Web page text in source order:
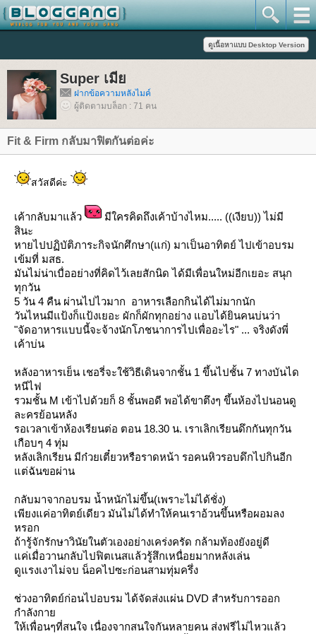
Super เมี
ฝากข้อความหลังไมค์
ผู้ติดตามบล็อก : 71 คน
Fit & Firm กลับมาฟิตกันต่อค่ะ
สวัสดีค่ะ
เค้ากลับมาแล้ว
มีใครคิดถึงเค้าบ้างไหม..... ((เงียบ)) ไม่มี
สินะ
หายไปปฏิบัติภาระกิจนักศึกษา(แก่) มาเป็นอาทิตย์ ไปเข้าอบรม
เข้มที่ มสธ.
มันไม่น่าเบื่ออย่างที่คิดไว้เลยสักนิด ได้มีเพื่อนใหม่อีกเยอะ สนุก
ทุกวัน
5 วัน 4 คืน ผ่านไปไวมาก อาหารเลือกกินได้ไม่มากนัก
วันไหนมีแป้งก็แป้งเยอะ ผักก็ผักทุกอย่าง แอบได้ยินคนบ่นว่า
"จัดอาหารแบบนี้จะจ้างนักโภชนาการไปเพื่ออะไร" ... จริงดังพี่
เค้าบ่น
หลังอาหารเย็น เชอรี่จะใช้วิธีเดินจากชั้น 1 ขึ้นไปชั้น 7 ทางบันได
หนีไฟ
รวมชั้น M เข้าไปด้วยก็ 8 ชั้นพอดี พอได้ขาตึงๆ ขึ้นห้องไปนอนดู
ละครย้อนหลัง
รอเวลาเข้าห้องเรียนต่อ ตอน 18.30 น. เราเลิกเรียนดึกกันทุกวัน
เกือบๆ 4 ทุ่ม
หลังเลิกเรียน มีก๋วยเตี๋ยวหรือราดหน้า รอคนหิวรอบดึกไปกินอีก
ต่ฉันขอผ่าน
กลับมาจากอบรม น้ำหนักไม่ขึ้น(เพราะไม่ได้ชั่ง)
เพียงแค่อาทิตย์เดียว มันไม่ได้ทำให้คนเราอ้วนขึ้นหรือผอมลง
หรอก
ถ้ารู้จักรักษาวินัยในตัวเองอย่างเคร่งครัด กล้ามท้องยังอยู่ดี
ค่เมื่อวานกลับไปฟิตเนสแล้วรู้สึกเหนื่อยมากหลังเล่น
ดูแรงเงาไม่จบ น็อคไปซะก่อนสามทุ่มครึ่ง
ช่วงอาทิตย์ก่อนไปอบรม ได้จัดส่งแผ่น DVD สำหรับการออก
กำลังกา
ห้เพื่อนๆที่สนใจ เนื่องจากสนใจกันหลายคน ส่งฟรีไม่ไหวแล้ว